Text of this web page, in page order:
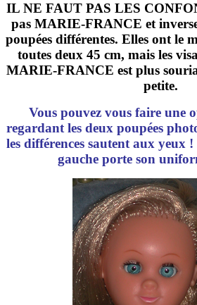
IL NE FAUT PAS LES
pas MARIE-FRANCE et
poupées différentes. Elles ont le
toutes deux 45 cm, mais les
MARIE-FRANCE est plus
petite.
Vous pouvez vous faire une
regardant les deux poupées
les différences sautent aux
gauche porte son